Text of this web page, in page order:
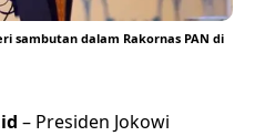
sambutan dalam Rakornas PAN di
– Presiden Jokowi